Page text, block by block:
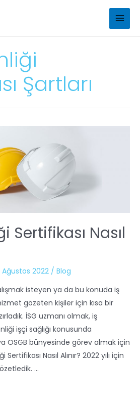
Şartları
Sertifikası Nasıl
Ağustos 2022 / Blog
isteyen ya da bu konuda iş
gözeten kişiler için kısa bir
İSG uzmanı olmak, iş
işçi sağlığı konusunda
OSGB bünyesinde görev almak için
Nasıl Alınır? 2022 yılı için
…